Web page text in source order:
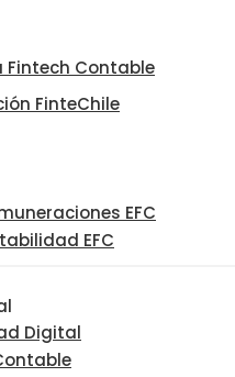
Fintech Contable
FinteChile
EFC
EFC
Digital